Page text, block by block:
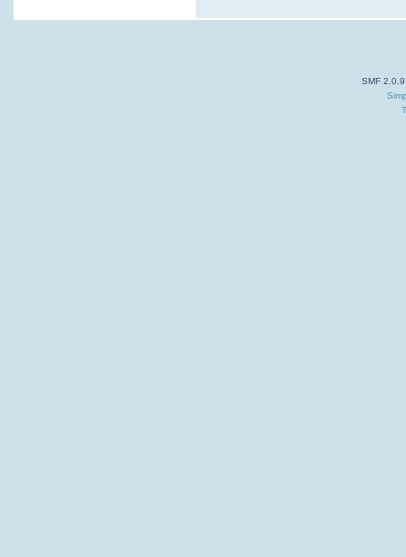
SMF 2.0.9